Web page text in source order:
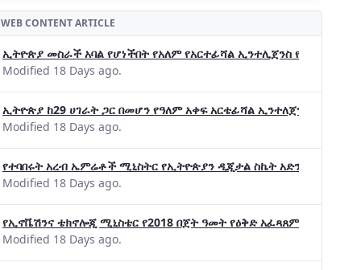
WEB CONTENT ARTICLE
ኢትዮጵያ መስራች አባል የሆነችበት የአለም የአርተፊሻል ኢንተሊጀንስ የትብብር
Modified 18 Days ago.
ኢትዮጵያ ከ29 ሀገራት ጋር በመሆን የዓለም አቀፍ አርቴፊሻል ኢንተለጀንስ ትብብር
Modified 18 Days ago.
የተባበሩት አረብ ኤምሬቶች ሚኒስትር የኢትዮጵያን ዲጂታል ስኬት አድንቀዋል
Modified 18 Days ago.
የኢኖቬሽንና ቴክኖሎጂ ሚኒስቴር የ2018 በጀት ዓመት የዕቅድ አፈጻጸምና የቀጣይ
Modified 18 Days ago.